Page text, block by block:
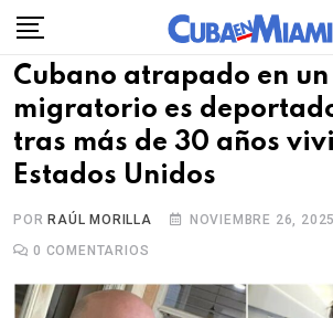
Skip
content
Cubano atrapado en
migratorio es
tras más de 30 años
Estados Unidos
POR RAÚL MORILLA
NOVIEMBRE 26, 2025
0 COMENTARIOS